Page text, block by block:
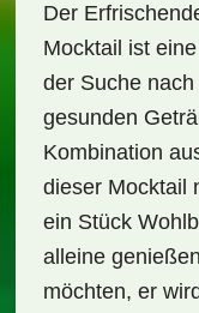
Der
Mocktail ist
der Suche
gesunden
Kombination
dieser Mocktail
ein Stück
alleine
möchten, er